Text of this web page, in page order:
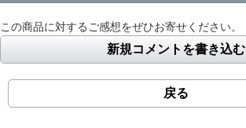
この商品に対するご感想をぜひお寄せください。
新規コメントを書き込む
戻る